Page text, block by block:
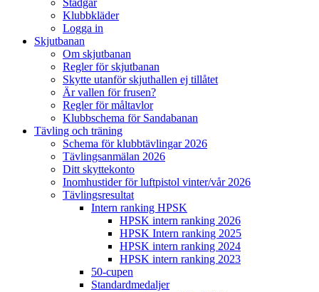
Klubbkläder
Logga in
Skjutbanan
Om skjutbanan
Regler för skjutbanan
Skytte utanför skjuthallen ej tillåtet
Är vallen för frusen?
Regler för måltavlor
Klubbschema för Sandabanan
Tävling och träning
Schema för klubbtävlingar 2026
Tävlingsanmälan 2026
Ditt skyttekonto
Inomhustider för luftpistol vinter/vår 2026
Tävlingsresultat
Intern ranking HPSK
HPSK intern ranking 2026
HPSK Intern ranking 2025
HPSK intern ranking 2024
HPSK intern ranking 2023
50-cupen
Standardmedaljer